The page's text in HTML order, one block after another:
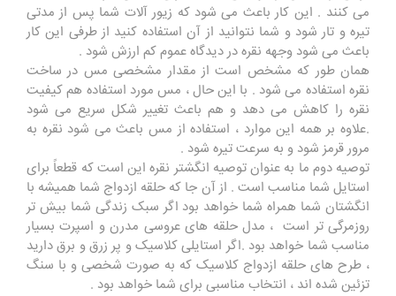
می کنند . این کار باعث می شود که زیور آلات شما پس از مدتی
تیره و تار شود و شما نتوانید از آن استفاده کنید از طرفی این کار
باعث می شود وجهه نقره در دیدگاه عموم کم ارزش شود .
همان طور که مشخص است از مقدار مشخصی مس در ساخت
نقره استفاده می شود . با این حال ، مس مورد استفاده هم کیفیت
نقره را کاهش می دهد و هم باعث تغییر شکل سریع می شود
.علاوه بر همه این موارد ، استفاده از مس باعث می شود نقره به
مرور قرمز شود و به سرعت تیره شود .
توصیه دوم ما به عنوان توصیه انگشتر نقره این است که قطعاً برای
استایل شما مناسب است . از آن جا که حلقه ازدواج شما همیشه با
انگشتان شما همراه شما خواهد بود اگر سبک زندگی شما بیش تر
روزمرگی تر است ، مدل حلقه های عروسی مدرن و اسپرت بسیار
مناسب شما خواهد بود .اگر استایلی کلاسیک و پر زرق و برق دارید
، طرح های حلقه ازدواج کلاسیک که به صورت شخصی و با سنگ
تزئین شده اند ، انتخاب مناسبی برای شما خواهد بود .